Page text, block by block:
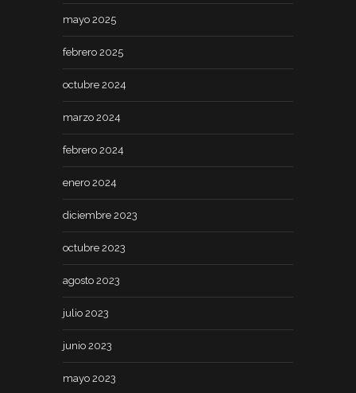
mayo 2025
febrero 2025
octubre 2024
marzo 2024
febrero 2024
enero 2024
diciembre 2023
octubre 2023
agosto 2023
julio 2023
junio 2023
mayo 2023